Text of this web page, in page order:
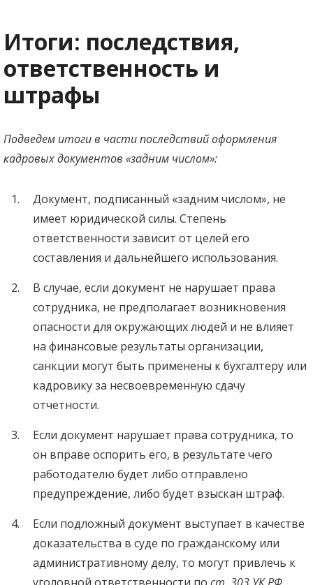
Итоги: последствия,
ответственность и
штрафы
Подведем итоги в части последствий оформления
кадровых документов «задним числом»:
Документ, подписанный «задним числом», не
имеет юридической силы. Степень
ответственности зависит от целей его
составления и дальнейшего использования.
В случае, если документ не нарушает права
сотрудника, не предполагает возникновения
опасности для окружающих людей и не влияет
на финансовые результаты организации,
санкции могут быть применены к бухгалтеру или
кадровику за несвоевременную сдачу
отчетности.
Если документ нарушает права сотрудника, то
он вправе оспорить его, в результате чего
работодателю будет либо отправлено
предупреждение, либо будет взыскан штраф.
Если подложный документ выступает в качестве
доказательства в суде по гражданскому или
административному делу, то могут привлечь к
уголовной ответственности по ст. 303 УК РФ